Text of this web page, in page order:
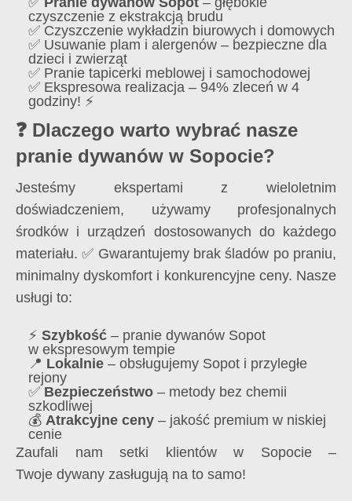
czyszczenie z ekstrakcją brudu
✅ Czyszczenie wykładzin biurowych i domowych
✅ Usuwanie plam i alergenów – bezpieczne dla
dzieci i zwierząt
✅ Pranie tapicerki meblowej i samochodowej
✅ Ekspresowa realizacja – 94% zleceń w 4
godziny! ⚡
❓ Dlaczego warto wybrać nasze
pranie dywanów w Sopocie?
Jesteśmy ekspertami z wieloletnim
doświadczeniem, używamy profesjonalnych
środków i urządzeń dostosowanych do każdego
materiału. ✅ Gwarantujemy brak śladów po praniu,
minimalny dyskomfort i konkurencyjne ceny. Nasze
usługi to:
⚡ Szybkość – pranie dywanów Sopot
w ekspresowym tempie
📍 Lokalnie – obsługujemy Sopot i przyległe
rejony
✅ Bezpieczeństwo – metody bez chemii
szkodliwej
💰 Atrakcyjne ceny – jakość premium w niskiej
cenie
Zaufali nam setki klientów w Sopocie –
Twoje dywany zasługują na to samo!